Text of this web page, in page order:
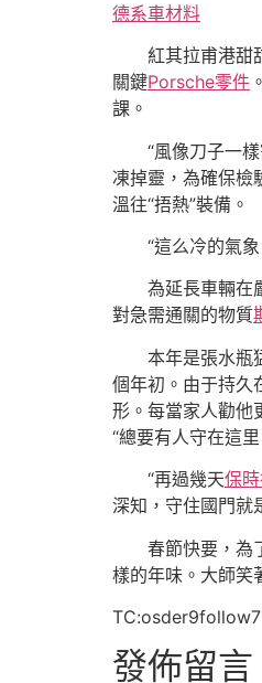
德系車材料
紅其拉甫港甜
關鍵Porsche零件 。
課。
“風像刀子一
凍掉靈，為確保檢
溫往“捂熱”裝備。
“這么冷的氣
為延長車輛在
對急需通關的物質
本年是張水瓶
個年初。由于持久
形。每當家人勸他
“總要有人守在這
“再過幾天保
深知，守住國門就
春節快要，為
樣的年味。大師笑
發佈留言